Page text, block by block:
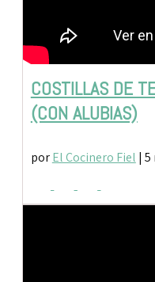
COSTILLAS DE
(CON ALUBIAS)
porEl Cocinero Fiel | 5